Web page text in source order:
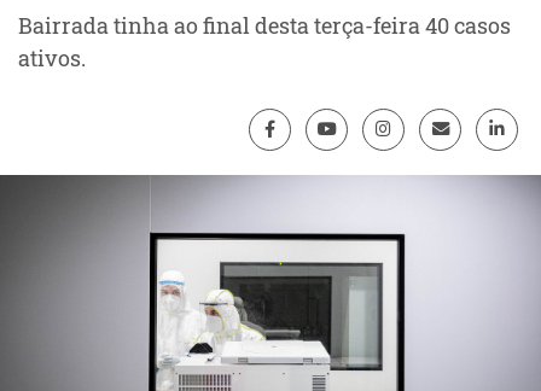
Bairrada tinha ao final desta terça-feira 40 casos
ativos.